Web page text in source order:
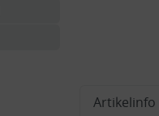
Artikelinfo